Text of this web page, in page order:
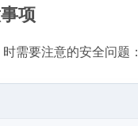
项
需要注意的安全问题：